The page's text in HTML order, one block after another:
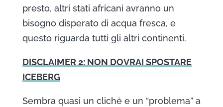
presto, altri stati africani avranno un
bisogno disperato di acqua fresca, e
questo riguarda tutti gli altri continenti.
DISCLAIMER 2: NON DOVRAI SPOSTARE
ICEBERG
Sembra quasi un cliché e un “problema” a